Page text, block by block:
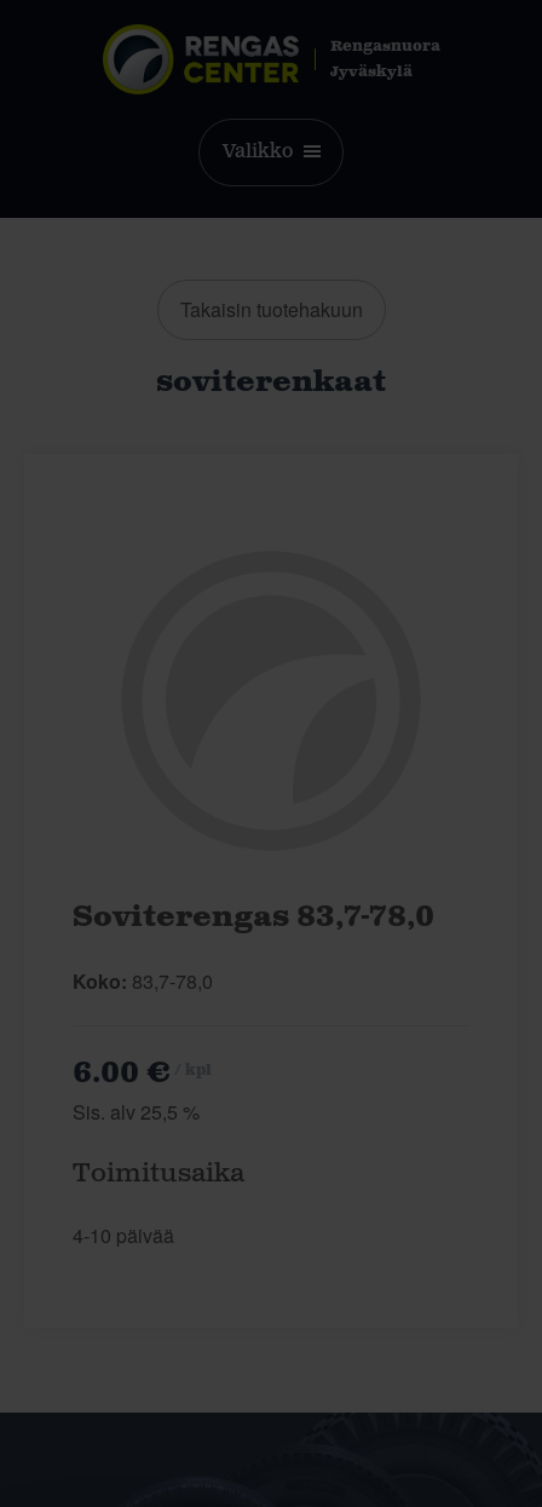
Rengasnuora
Jyväskylä
Valikko
Takaisin tuotehakuun
soviterenkaat
Soviterengas 83,7-78,0
Koko: 83,7-78,0
6.00 €
Sis. alv 25,5 %
Toimitusaika
4-10 päivää